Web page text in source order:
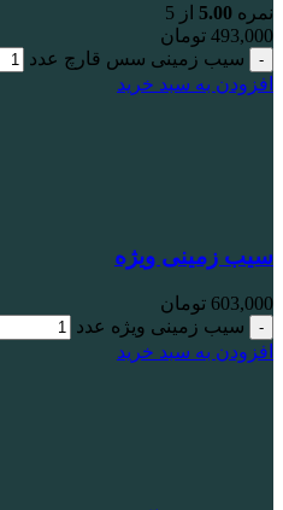
نمره 5.00 از 5
493,000 تومان
سیب زمینی سس قارچ عدد
افزودن به سبد خرید
سیب زمینی ویژه
603,000 تومان
سیب زمینی ویژه عدد
افزودن به سبد خرید